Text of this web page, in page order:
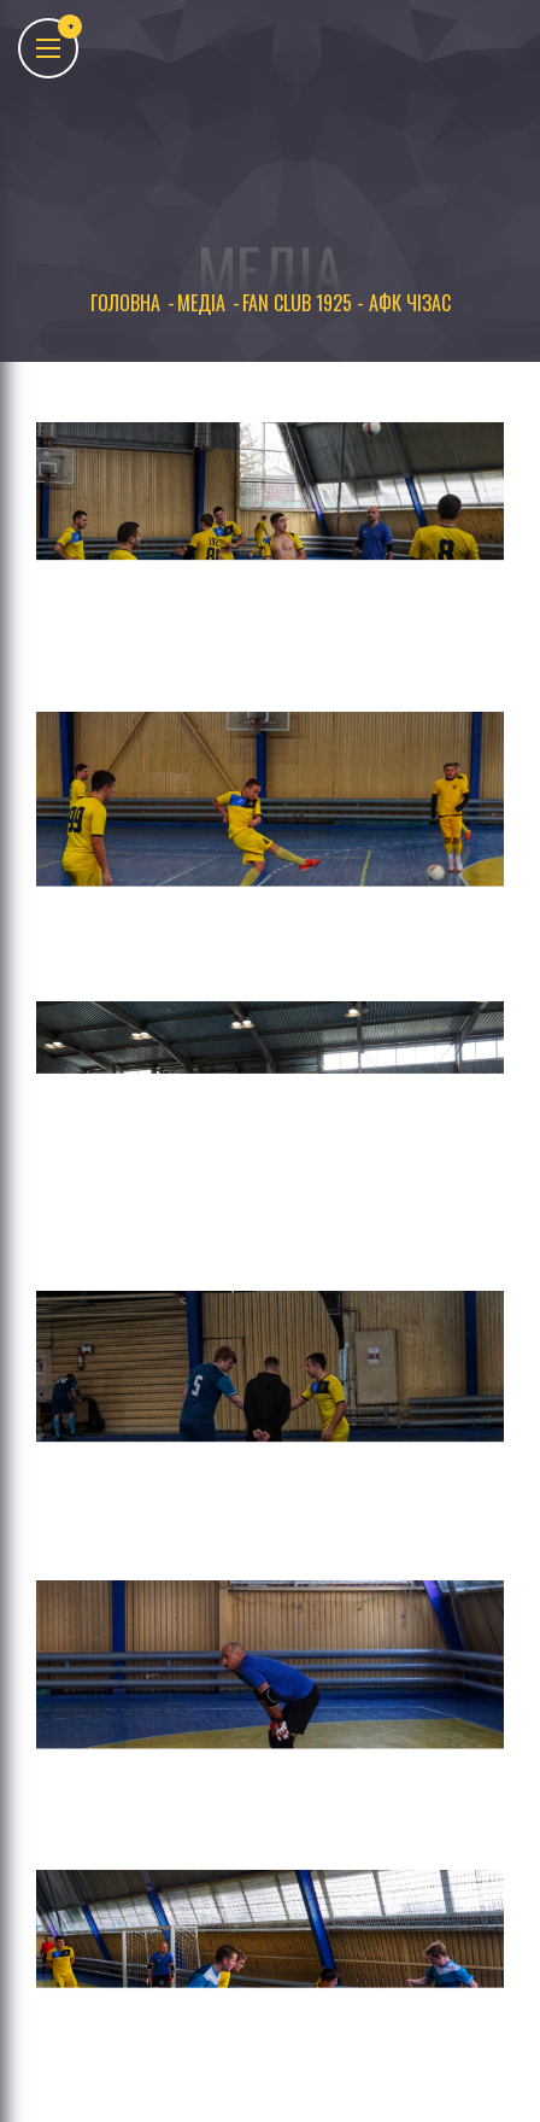
МЕДІА
ГОЛОВНА МЕДІА FAN CLUB 1925 - АФК ЧІЗАС